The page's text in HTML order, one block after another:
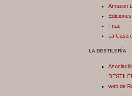
Amazon
Fnac
La Casa
LA DESTILERÍA
web de